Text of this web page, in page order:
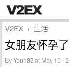
V2EX › 生活
女朋友怀孕
ByYou183at May 10 ·